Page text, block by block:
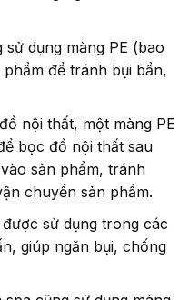
dụng màng PE (bao
để tránh bụi bẩn,
nội thất, một màng PE
bọc đồ nội thất sau
sản phẩm, tránh
chuyển sản phẩm.
sử dụng trong các
giúp ngăn bụi, chống